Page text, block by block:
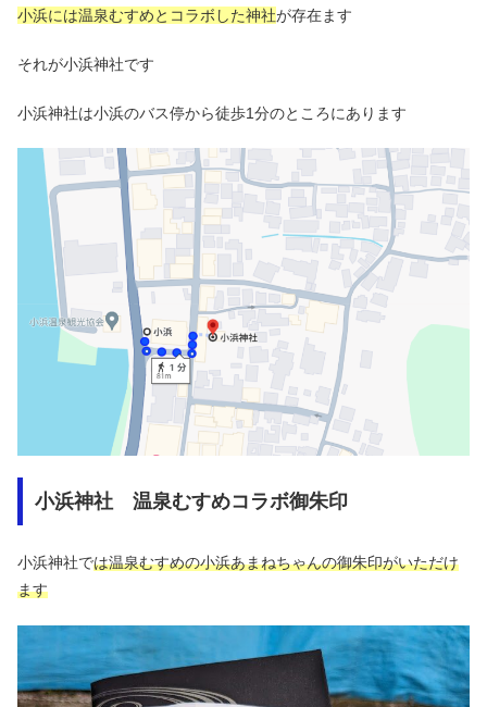
小浜には温泉むすめとコラボした神社が存在ます
それが小浜神社です
小浜神社は小浜のバス停から徒歩1分のところにあります
小浜神社 温泉むすめコラボ御朱印
小浜神社では温泉むすめの小浜あまねちゃんの御朱印がいただけ
ます